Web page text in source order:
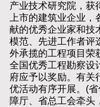
产业技术研究院，获
上市的建筑业企业
献的优秀企业家和技
模范、先进工作者评
外承揽的工程项目荣
全国优秀工程勘察设
府应予以奖励。有关
优活动有序开展。(
障厅、省总工会牵头